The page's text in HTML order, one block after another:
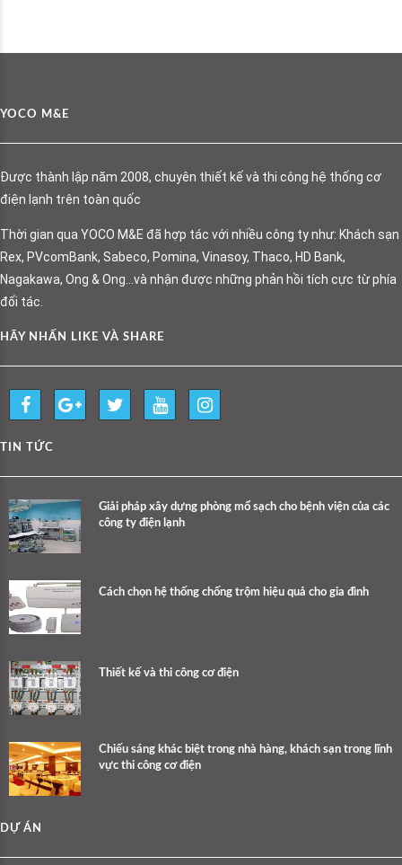
YOCO M&E
Được thành lập năm 2008, chuyên thiết kế và thi công hệ thống cơ
điện lạnh trên toàn quốc
Thời gian qua YOCO M&E đã hợp tác với nhiều công ty như: Khách sạn
Rex, PVcomBank, Sabeco, Pomina, Vinasoy, Thaco, HD Bank,
Nagakawa, Ong & Ong…và nhận được những phản hồi tích cực từ phía
đối tác.
HÃY NHẤN LIKE VÀ SHARE
TIN TỨC
Giải pháp xây dựng phòng mổ sạch cho bệnh viện của các
công ty điện lạnh
Cách chọn hệ thống chống trộm hiệu quả cho gia đình
Thiết kế và thi công cơ điện
Chiếu sáng khác biệt trong nhà hàng, khách sạn trong lĩnh
vực thi công cơ điện
DỰ ÁN